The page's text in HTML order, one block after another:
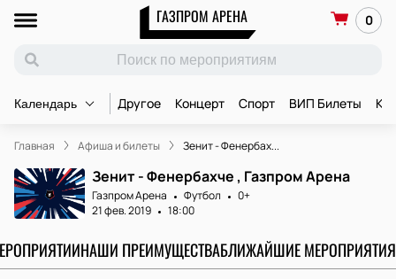
ГАЗПРОМ АРЕНА 0
Календарь Другое Концерт Спорт ВИП Билеты
Главная Афиша и билеты Зенит - Фенербах...
Зенит - Фенербахче , Газпром Арена
Газпром Арена Футбол
0+
21 фев. 2019
18:00
НАШИ ПРЕИМУЩЕСТВАБЛИЖАЙШИЕ МЕРОПРИЯТИЯ